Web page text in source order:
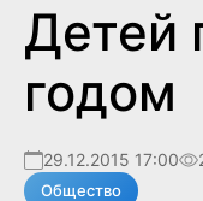
Детей
годом
29.12.2015 17:00
Общество